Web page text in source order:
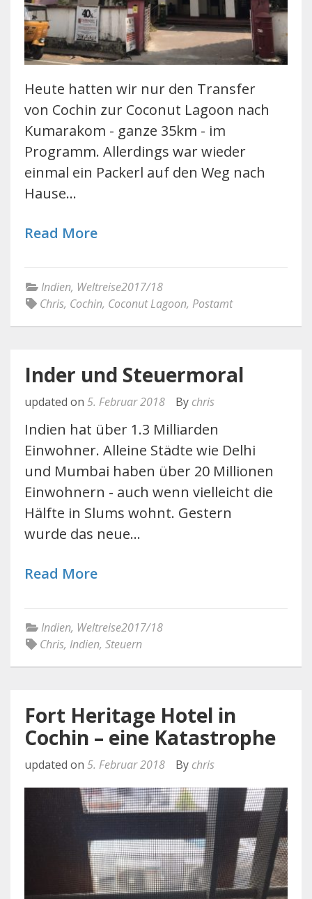
Heute hatten wir nur den Transfer
von Cochin zur Coconut Lagoon nach
Kumarakom - ganze 35km - im
Programm. Allerdings war wieder
einmal ein Packerl auf den Weg nach
Hause…
Read More
Indien, Weltreise2017/18
Chris, Cochin, Coconut Lagoon, Postamt
Inder und Steuermoral
updated on 5. Februar 2018 By chris
Indien hat über 1.3 Milliarden
Einwohner. Alleine Städte wie Delhi
und Mumbai haben über 20 Millionen
Einwohnern - auch wenn vielleicht die
Hälfte in Slums wohnt. Gestern
wurde das neue…
Read More
Indien, Weltreise2017/18
Chris, Indien, Steuern
Fort Heritage Hotel in
Cochin – eine Katastrophe
updated on 5. Februar 2018 By chris